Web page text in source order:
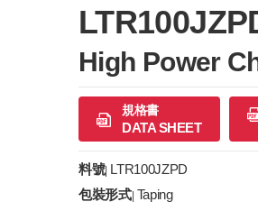
High Power
規格書
DATA SHEET
料號| LTR100JZPD
包裝形式| Taping